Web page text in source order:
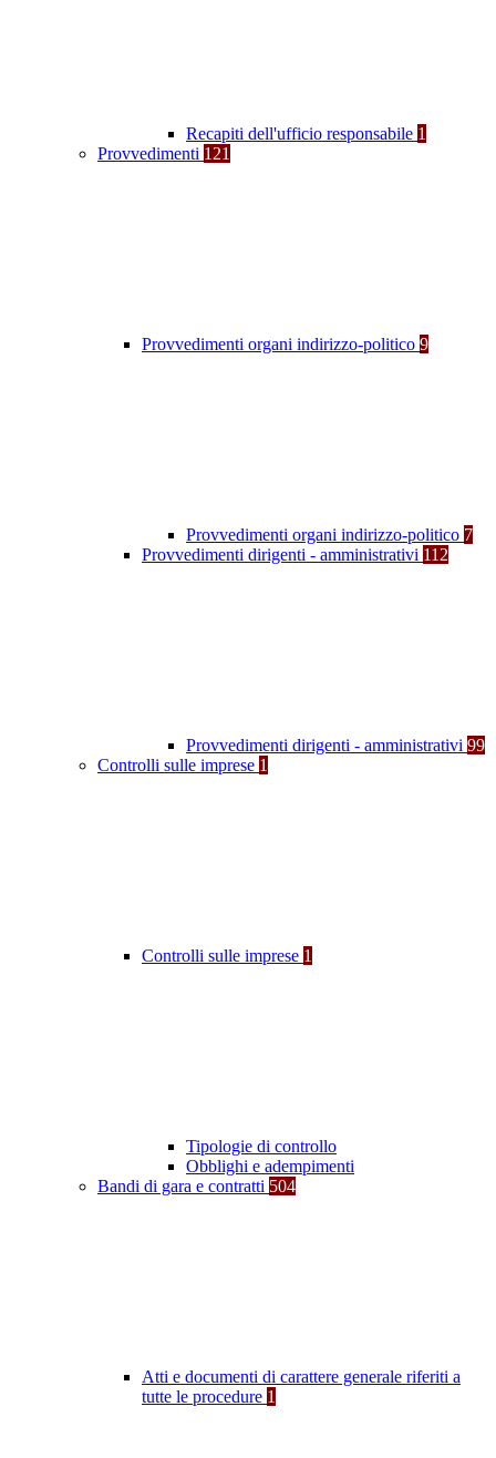
Recapiti dell'ufficio responsabile 1
Provvedimenti 121
Provvedimenti organi indirizzo-politico 9
Provvedimenti organi indirizzo-politico 7
Provvedimenti dirigenti - amministrativi 112
Provvedimenti dirigenti - amministrativi 99
Controlli sulle imprese 1
Controlli sulle imprese 1
Tipologie di controllo
Obblighi e adempimenti
Bandi di gara e contratti 504
Atti e documenti di carattere generale riferiti a
tutte le procedure 1